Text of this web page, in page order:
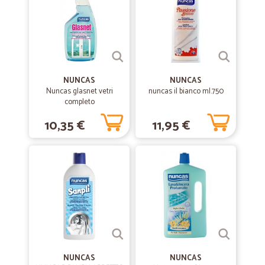
Sono cliente da L, anno scorso e in questo tempo avevo ordinato
tanti prodotti da CICALIA e sono stato sempre sodisfata! Propongo a
tutti questo supermercato!
—Anna T.
Ottimo servizio!
—
Tutto top! Consegna, veloce, merce bene imbalato
Sodissfata, meno male che esiste una cosa fidabile e sera come
06/10/2020
—Giulia D.
Tutto Ok e veloce
NUNCAS
Nuncas glasnet vetri
completo
10,35 €
NUNCAS
nuncas il bianco ml.750
11,95 €
NUNCAS
NUNCAS